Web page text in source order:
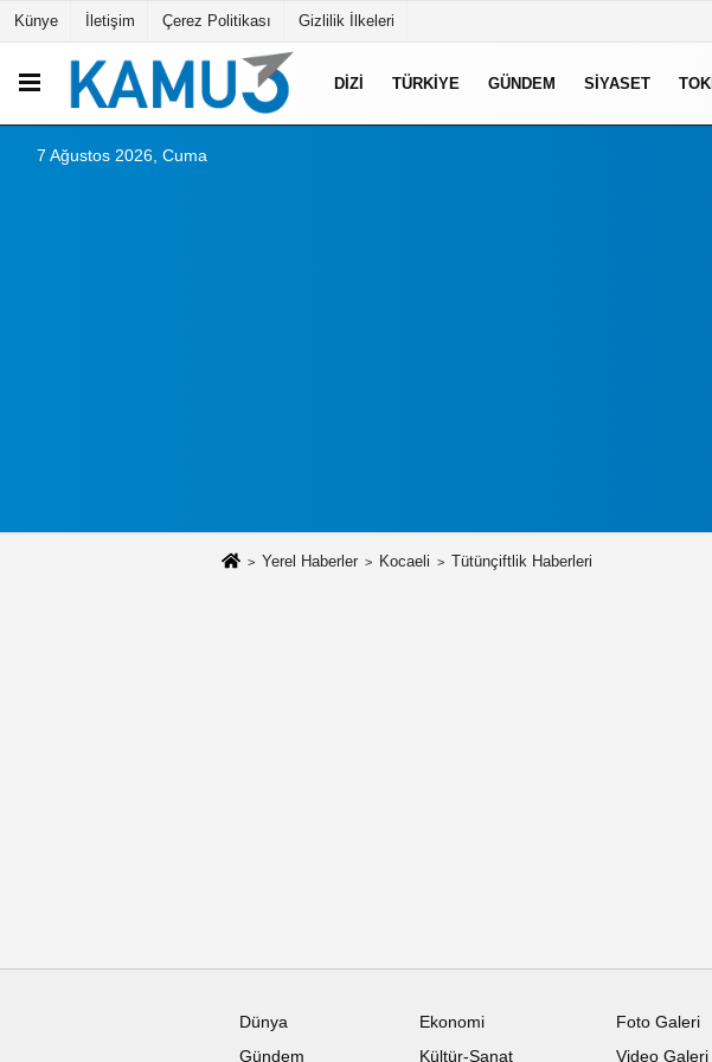
Künye İletişim Çerez Politikası Gizlilik İlkeleri
DIZI TÜRKIYE GÜNDEM SIYASET TOKI
7 Ağustos 2026, Cuma
Yerel Haberler Kocaeli Tütünçiftlik Haberleri
Dünya
Ekonomi
Gündem
Kültür-Sanat
Foto Galeri
Video Galeri